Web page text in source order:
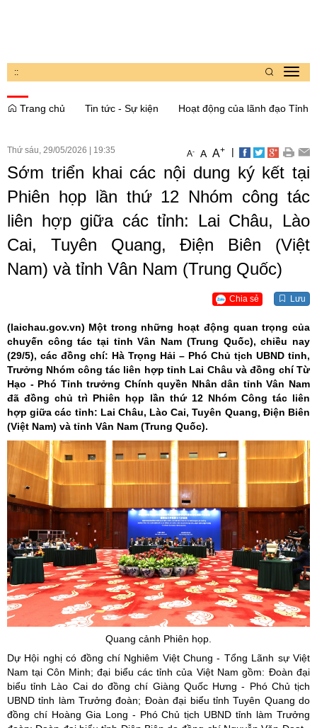
::
Trang chủ
Tin tức - Sự kiện Hoạt động của lãnh đạo Tỉnh
Thứ sáu, 29/05/2026 19:35 A- A A+ |
Sớm triển khai các nội dung ký kết tại
Phiên họp lần thứ 12 Nhóm công tác
liên hợp giữa các tỉnh: Lai Châu, Lào
Cai, Tuyên Quang, Điện Biên (Việt
Nam) và tỉnh Vân Nam (Trung Quốc)
Chia sẻ Lưu
(laichau.gov.vn) Một trong những hoạt động quan trọng của
chuyến công tác tại tỉnh Vân Nam (Trung Quốc), chiều nay
(29/5), các đồng chí: Hà Trọng Hải – Phó Chủ tịch UBND tỉnh,
Trưởng Nhóm công tác liên hợp tỉnh Lai Châu và đồng chí Từ
Hạo - Phó Tỉnh trưởng Chính quyền Nhân dân tỉnh Vân Nam
đã đồng chủ trì Phiên họp lần thứ 12 Nhóm Công tác liên
hợp giữa các tỉnh: Lai Châu, Lào Cai, Tuyên Quang, Điện Biên
(Việt Nam) và tỉnh Vân Nam (Trung Quốc).
Quang cảnh Phiên họp.
Dự Hội nghị có đồng chí Nghiêm Việt Chung - Tổng Lãnh sự Việt
Nam tại Côn Minh; đại biểu các tỉnh của Việt Nam gồm: Đoàn đại
biểu tỉnh Lào Cai do đồng chí Giàng Quốc Hưng - Phó Chủ tịch
UBND tỉnh làm Trưởng đoàn; Đoàn đại biểu tỉnh Tuyên Quang do
đồng chí Hoàng Gia Long - Phó Chủ tịch UBND tỉnh làm Trưởng